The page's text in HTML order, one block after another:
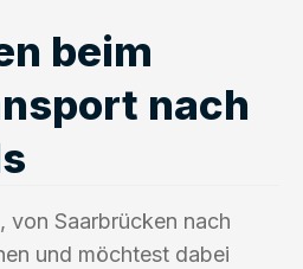
beim
nach
von Saarbrücken nach
und möchtest dabei